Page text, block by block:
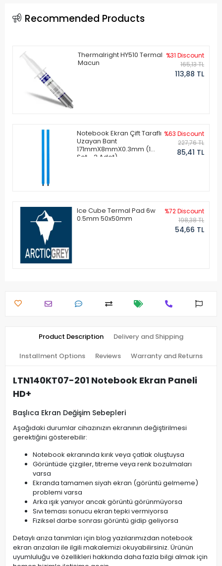
Recommended Products
Thermalright HY510 Termal
Macun
%31 Discount
165,13 TL
113,88 TL
Notebook Ekran Çift Taraflı
Uzayan Bant
171mmX8mmX0.3mm (1
Set - 2 Adet)
%63 Discount
227,76 TL
85,41 TL
Ice Cube Termal Pad 6w
0.5mm 50x50mm
%72 Discount
198,38 TL
54,66 TL
Product Description Delivery and Shipping
Installment Options Reviews Warranty and Returns
LTN140KT07-201 Notebook Ekran Paneli
HD+
Başlıca Ekran Değişim Sebepleri
Aşağıdaki durumlar cihazınızın ekranının değiştirilmesi
gerektiğini gösterebilir:
Notebook ekranında kırık veya çatlak oluştuysa
Görüntüde çizgiler, titreme veya renk bozulmaları
varsa
Ekranda tamamen siyah ekran (görüntü gelmeme)
problemi varsa
Arka ışık yanıyor ancak görüntü görünmüyorsa
Sıvı teması sonucu ekran tepki vermiyorsa
Fiziksel darbe sonrası görüntü gidip geliyorsa
Detaylı arıza tanımları için blog yazılarımızdan notebook
ekran arızaları ile ilgili makalemizi okuyabilirsiniz. Ürünün
uyumluluğu ve özellikleri hakkında daha fazla bilgi almak için